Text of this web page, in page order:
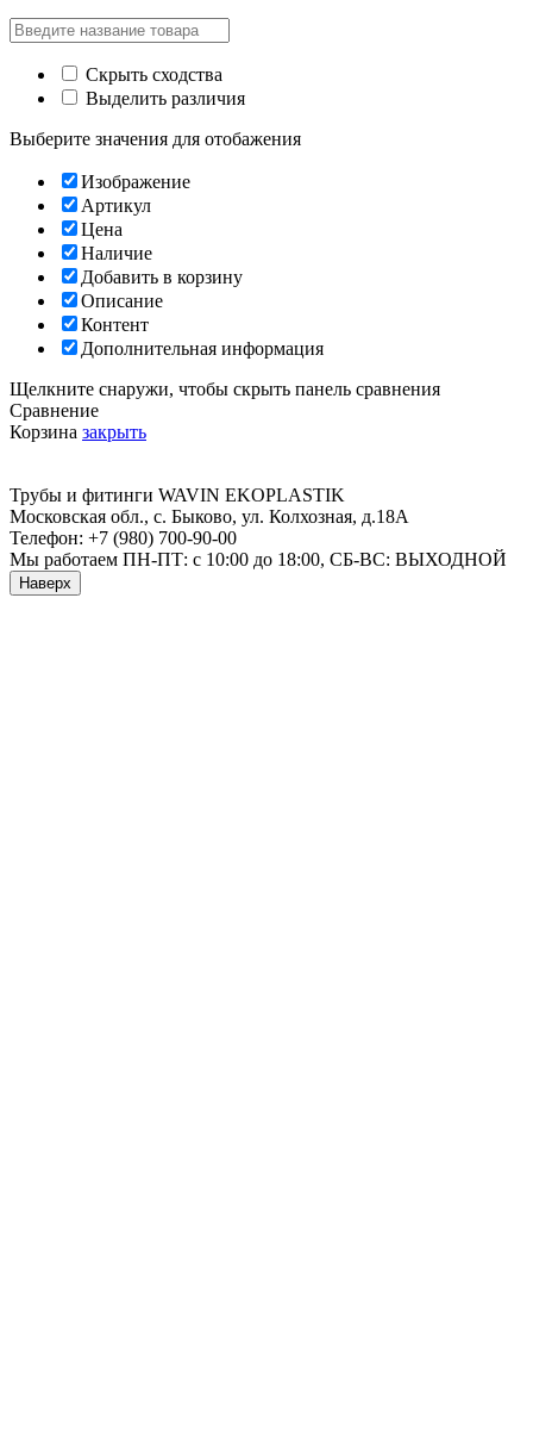
Скрыть сходства
Выделить различия
Выберите значения для отобажения
Изображение
Артикул
Цена
Наличие
Добавить в корзину
Описание
Контент
Дополнительная информация
Щелкните снаружи, чтобы скрыть панель сравнения
Сравнение
Корзина закрыть
Трубы и фитинги WAVIN EKOPLASTIK
Московская обл., с. Быково, ул. Колхозная, д.18А
Телефон: +7 (980) 700-90-00
Мы работаем ПН-ПТ: с 10:00 до 18:00, СБ-ВС: ВЫХОДНОЙ
Наверх